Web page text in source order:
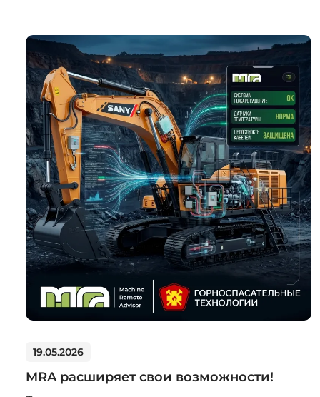
19.05.2026
MRA расширяет свои возможности!